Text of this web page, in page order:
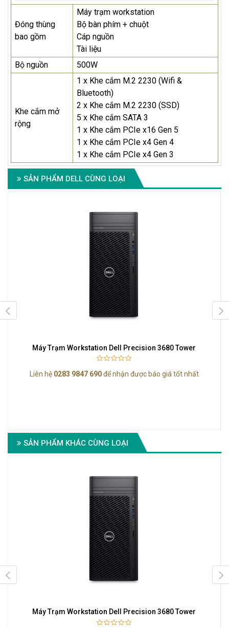
Đóng thùng
bao gồm
Máy trạm workstation
Bộ bàn phím + chuột
Cáp nguồn
Tài liệu
Bộ nguồn
500W
Khe cắm mở
rộng
1 x Khe cắm M.2 2230 (Wifi &
Bluetooth)
2 x Khe cắm M.2 2230 (SSD)
5 x Khe cắm SATA 3
1 x Khe cắm PCIe x16 Gen 5
1 x Khe cắm PCIe x4 Gen 4
1 x Khe cắm PCIe x4 Gen 3
SẢN PHẨM DELL CÙNG LOẠI
Máy Trạm Workstation Dell Precision 3680 Tower
Liên hệ 0283 9847 690để nhận được báo giá tốt nhất
SẢN PHẨM KHÁC CÙNG LOẠI
Máy Trạm Workstation Dell Precision 3680 Tower